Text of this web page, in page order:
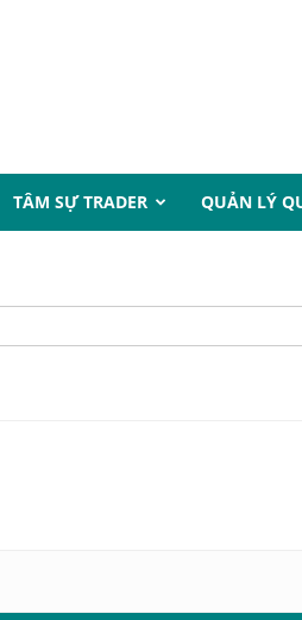
TÂM SỰ TRADER QUẢN LÝ